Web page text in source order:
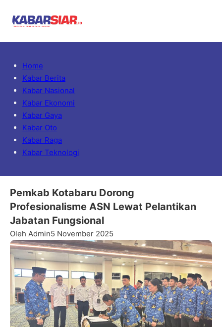
Home
Kabar Berita
Kabar Nasional
Kabar Ekonomi
Kabar Gaya
Kabar Oto
Kabar Raga
Kabar Teknologi
Pemkab Kotabaru Dorong
Profesionalisme ASN Lewat Pelantikan
Jabatan Fungsional
Oleh Admin5 November 2025